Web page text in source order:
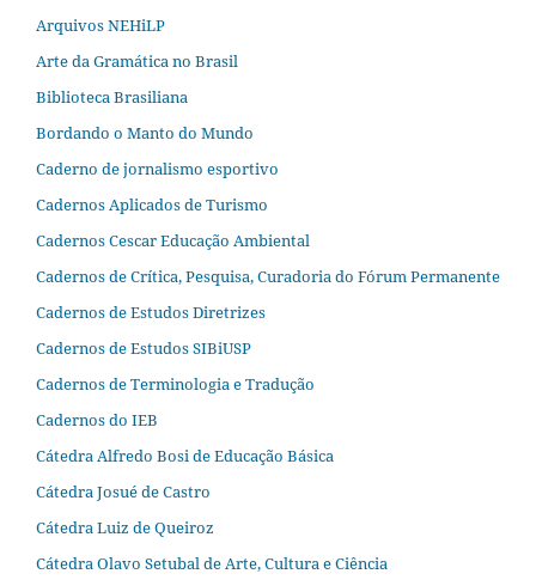
Arquivos NEHiLP
Arte da Gramática no Brasil
Biblioteca Brasiliana
Bordando o Manto do Mundo
Caderno de jornalismo esportivo
Cadernos Aplicados de Turismo
Cadernos Cescar Educação Ambiental
Cadernos de Crítica, Pesquisa, Curadoria do Fórum Permanente
Cadernos de Estudos Diretrizes
Cadernos de Estudos SIBiUSP
Cadernos de Terminologia e Tradução
Cadernos do IEB
Cátedra Alfredo Bosi de Educação Básica
Cátedra Josué de Castro
Cátedra Luiz de Queiroz
Cátedra Olavo Setubal de Arte, Cultura e Ciência